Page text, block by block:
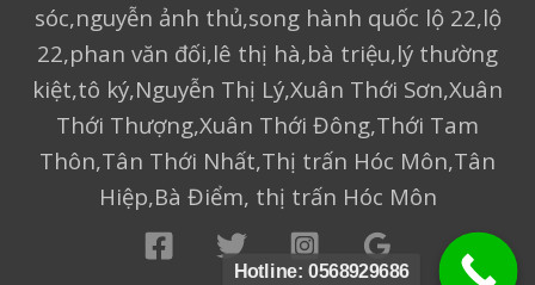
sóc,nguyễn ảnh thủ,song hành quốc lộ 22,lộ
22,phan văn đối,lê thị hà,bà triệu,lý thường
kiệt,tô ký,Nguyễn Thị Lý,Xuân Thới Sơn,Xuân
Thới Thượng,Xuân Thới Đông,Thới Tam
Thôn,Tân Thới Nhất,Thị trấn Hóc Môn,Tân
Hiệp,Bà Điểm, thị trấn Hóc Môn
Hotline: 0568929686